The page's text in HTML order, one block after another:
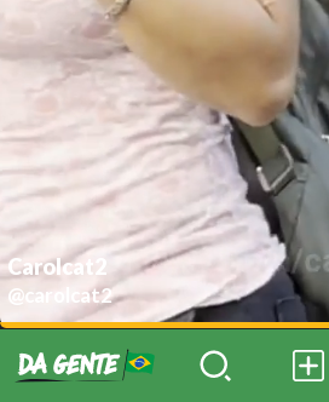
Carolcat2
@carolcat2